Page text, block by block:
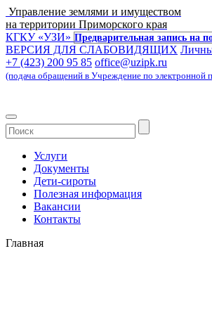
Управление землями и имуществом
на территории Приморского края
КГКУ «УЗИ» Предварительная запись на
ВЕРСИЯ ДЛЯ СЛАБОВИДЯЩИХ
+7 (423) 200 95 85 office@uzipk.ru
(подача обращений в Учреждение по электронной
Услуги
Документы
Дети-сироты
Полезная информация
Вакансии
Контакты
Главная